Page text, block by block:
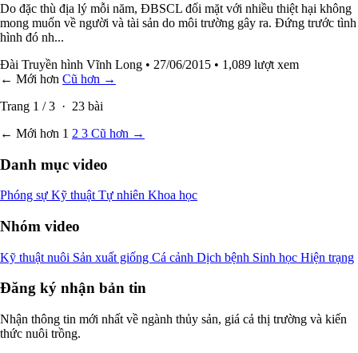
Do đặc thù địa lý mỗi năm, ĐBSCL đối mặt với nhiều thiệt hại không
mong muốn về người và tài sản do môi trường gây ra. Đứng trước tình
hình đó nh...
Đài Truyền hình Vĩnh Long • 27/06/2015 • 1,089 lượt xem
← Mới hơn Cũ hơn →
Trang 1 /3 · 23 bài
← Mới hơn 1 2 3 Cũ hơn →
Danh mục video
Phóng sự Kỹ thuật Tự nhiên Khoa học
Nhóm video
Kỹ thuật nuôi Sản xuất giống Cá cảnh Dịch bệnh Sinh học Hiện trạng
Đăng ký nhận bản tin
Nhận thông tin mới nhất về ngành thủy sản, giá cả thị trường và kiến
thức nuôi trồng.